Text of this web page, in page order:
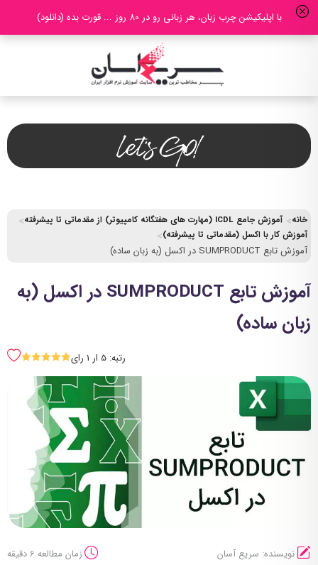
با اپلیکیشن چرب زبان، هر زبانی رو در 80 روز ... قورت بده (دانلود)
خانه
آموزش جامع ICDL (مهارت های هفتگانه کامپیوتر) از مقدماتی تا پیشرفته
آموزش کار با اکسل (مقدماتی تا پیشرفته)
آموزش تابع SUMPRODUCT در اکسل (به زبان ساده)
آموزش تابع SUMPRODUCT در اکسل (به
زبان ساده)
رتبه: 5 ار 1 رای SSSSS
نویسنده: سریع آسان
زمان مطالعه 6 دقیقه